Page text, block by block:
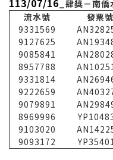
_肆獎－南
流水號
發票
9331569
9127625
9085841
8957788
9331814
9222659
9079891
8969996
9103020
9093172